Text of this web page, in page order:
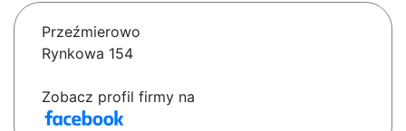
Przeźmierowo
Rynkowa 154
Zobacz profil firmy na